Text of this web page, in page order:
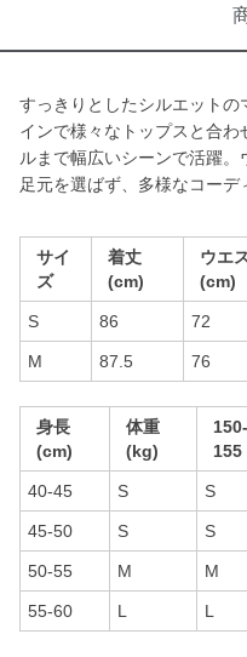
すっきりとしたシルエット
インで様々なトップスと合
ルまで幅広いシーンで活躍。
足元を選ばず、多様なコーデ
サイ
ズ
着丈
(cm)
ウエ
(cm)
S 86 72
M 87.5 76
身長
(cm)
体重
(kg)
150-
155
40-45 S S
45-50 S S
50-55 M M
55-60 L L